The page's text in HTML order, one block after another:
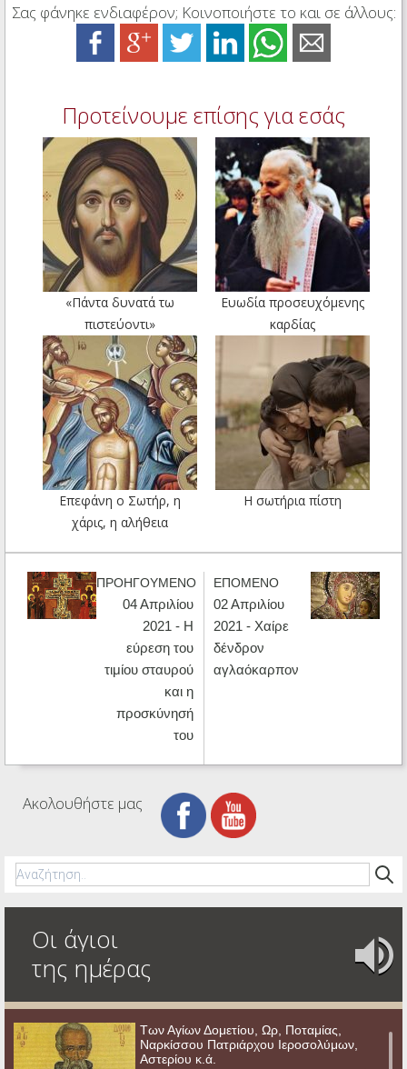
Σας φάνηκε ενδιαφέρον; Κοινοποιήστε το και σε άλλους:
Προτείνουμε επίσης για εσάς
«Πάντα δυνατά τω
πιστεύοντι»
Ευωδία προσευχόμενης
καρδίας
Επεφάνη ο Σωτήρ, η
χάρις, η αλήθεια
Η σωτήρια πίστη
ΠΡΟΗΓΟΥΜΕΝΟ
04 Απριλίου
2021 - Η
εύρεση του
τιμίου σταυρού
και η
προσκύνησή
του
ΕΠΟΜΕΝΟ
02 Απριλίου
2021 - Χαίρε
δένδρον
αγλαόκαρπον
Ακολουθήστε μας
Οι άγιοι
της ημέρας
Των Αγίων Δομετίου, Ωρ, Ποταμίας,
Ναρκίσσου Πατριάρχου Ιεροσολύμων,
Αστερίου κ.ά.